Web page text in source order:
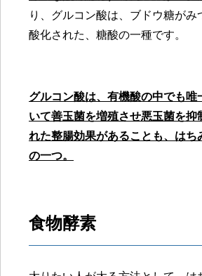
り、グルコン酸は、ブドウ糖がみ
酸化された、糖酸の一種です。
グルコン酸は、有機酸の中でも唯
いて善玉菌を増殖させ悪玉菌を抑
れた整腸効果があることも、はち
の一つ。
食物酵素